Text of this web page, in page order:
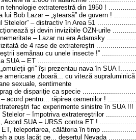
tehnologie extraterestrǎ din 1950 !
lui Bob Lazar – „ştearsǎ” de guvern !
Stelelor” – distractiv în Area 51
şi devin invizibile OZN-urile
nemeritate – Lazar nu era Adamsky
de 4 rase de extratereştri
semǎnau cu unele insecte !”
SUA – ET
„omuleţii gri” îşi prezentau nava în SUA
americane zboarǎ... cu vitezǎ
sexuale, sentimente
de dispariţie ca specie
acord pentru... rǎpirea oamenilor !
fac experimente sinistre în SUA
Stelelor – împotriva extratereştrilor
Acord SUA – URSS contra ET !
ET, teleportarea, cǎlǎtoria în timp
a pus lacǎt pe... deşertul Nevada